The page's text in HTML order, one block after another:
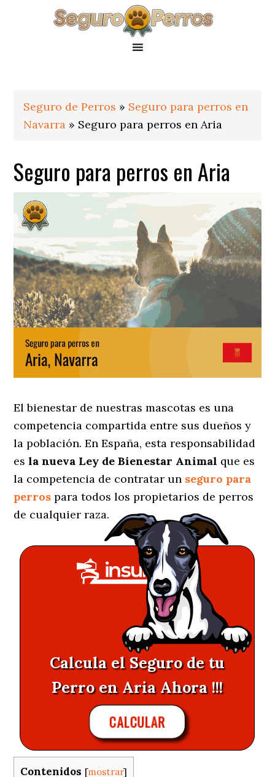
Seguro de Perros » Seguro para perros en
Navarra » Seguro para perros en Aria
Seguro para perros en Aria
El bienestar de nuestras mascotas es una
competencia compartida entre sus dueños y
la población. En España, esta responsabilidad
esla nueva Ley de Bienestar Animal que es
la competencia de contratar un seguro para
perros para todos los propietarios de perros
de cualquier raza.
Calcula el Seguro de tu
Perro en Aria Ahora !!!
CALCULAR
Contenidos [mostrar]